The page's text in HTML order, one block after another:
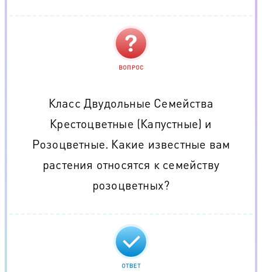
ВОПРОС
Класс Двудольные Семейства
Крестоцветные (Капустные) и
Розоцветные. Какие известные вам
растения относятся к семейству
розоцветных?
ОТВЕТ